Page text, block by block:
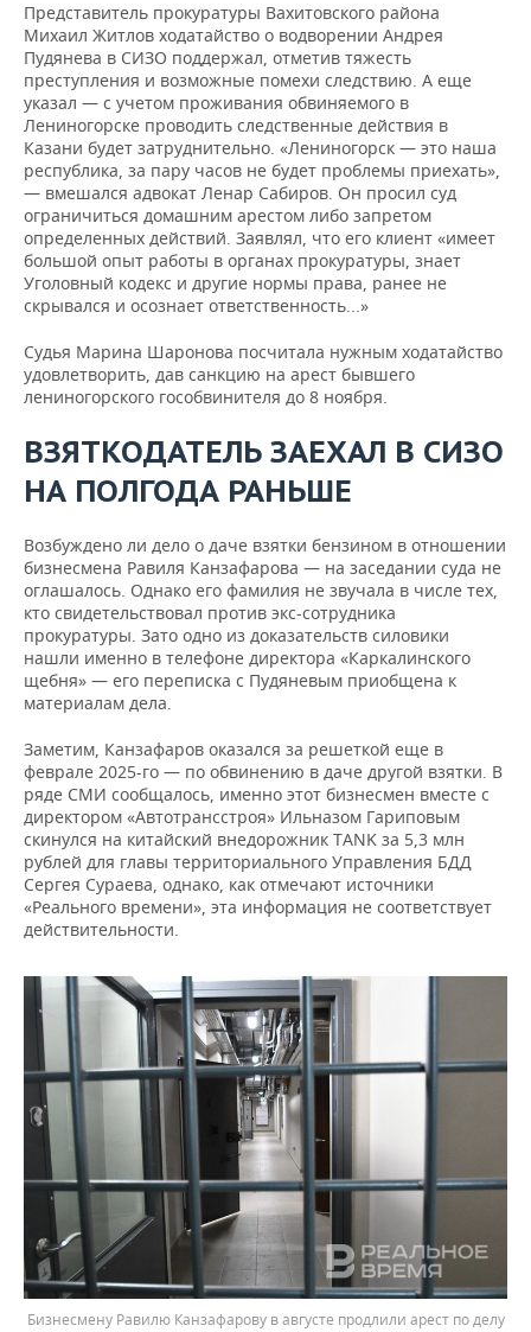
Представитель прокуратуры Вахитовского района
Михаил Житлов ходатайство о водворении Андрея
Пудянева в СИЗО поддержал, отметив тяжесть
преступления и возможные помехи следствию. А еще
указал — с учетом проживания обвиняемого в
Лениногорске проводить следственные действия в
Казани будет затруднительно. «Лениногорск — это наша
республика, за пару часов не будет проблемы приехать»,
— вмешался адвокат Ленар Сабиров. Он просил суд
ограничиться домашним арестом либо запретом
определенных действий. Заявлял, что его клиент «имеет
большой опыт работы в органах прокуратуры, знает
Уголовный кодекс и другие нормы права, ранее не
скрывался и осознает ответственность...»
Судья Марина Шаронова посчитала нужным ходатайство
удовлетворить, дав санкцию на арест бывшего
лениногорского гособвинителя до 8 ноября.
ВЗЯТКОДАТЕЛЬ ЗАЕХАЛ В СИЗО
НА ПОЛГОДА РАНЬШЕ
Возбуждено ли дело о даче взятки бензином в отношении
бизнесмена Равиля Канзафарова — на заседании суда не
оглашалось. Однако его фамилия не звучала в числе тех,
кто свидетельствовал против экс-сотрудника
прокуратуры. Зато одно из доказательств силовики
нашли именно в телефоне директора «Каркалинского
щебня» — его переписка с Пудяневым приобщена к
материалам дела.
Заметим, Канзафаров оказался за решеткой еще в
феврале 2025-го — по обвинению в даче другой взятки. В
ряде СМИ сообщалось, именно этот бизнесмен вместе с
директором «Автотрансстроя» Ильназом Гариповым
скинулся на китайский внедорожник TANK за 5,3 млн
рублей для главы территориального Управления БДД
Сергея Сураева, однако, как отмечают источники
«Реального времени», эта информация не соответствует
действительности.
Бизнесмену Равилю Канзафарову в августе продлили арест по делу